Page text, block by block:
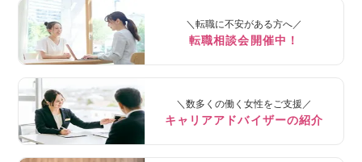
＼転職に不安がある方へ／
転職相談会開催中！
＼数多くの働く女性をご支援／
キャリアアドバイザーの紹介